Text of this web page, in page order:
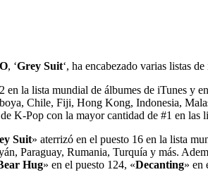
, ‘Grey Suit‘, ha encabezado varias listas
en la lista mundial de álbumes de iTunes y
Chile, Fiji, Hong Kong, Indonesia,
K-Pop con la mayor cantidad de #1 en las
Suit» aterrizó en el puesto 16 en la lista
Paraguay, Rumania, Turquía y más.
Hug» en el puesto 124, «Decanting» en